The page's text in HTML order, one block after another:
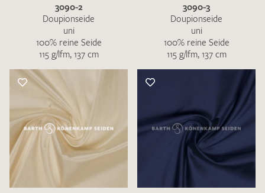
3090-2
Doupionseide
uni
100% reine Seide
115 g/lfm, 137 cm
3090-3
Doupionseide
uni
100% reine Seide
115 g/lfm, 137 cm